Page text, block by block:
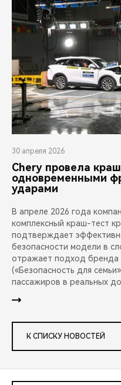
30 апреля 2026
Chery провела
одновременными
ударами
В апреле 2026 года
комплексный краш-тест
подтверждает
безопасности модели в
отражает подход бренда
(«Безопасность для
пассажиров в реальных
К СПИСКУ НОВОСТЕЙ